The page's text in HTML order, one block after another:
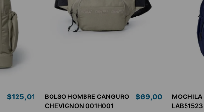
$125,01
BOLSO HOMBRE CANGURO
CHEVIGNON 001H001
$69,00
MOCHILA